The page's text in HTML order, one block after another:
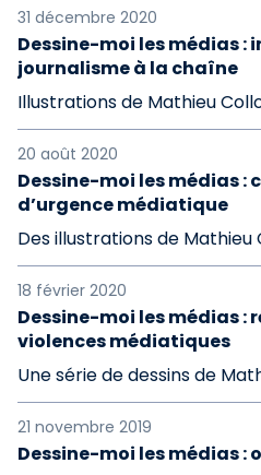
31 décembre 2020
Dessine-moi les médias :
journalisme à la chaîne
Illustrations de Mathieu
20 août 2020
Dessine-moi les médias :
d’urgence médiatique
Des illustrations de Mathieu
18 février 2020
Dessine-moi les médias :
violences médiatiques
Une série de dessins de
21 novembre 2019
Dessine-moi les médias :